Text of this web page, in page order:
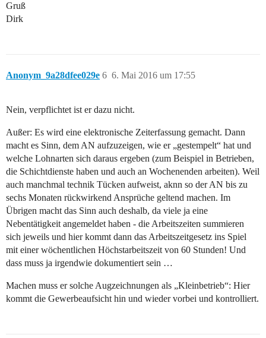
Gruß
Dirk
Anonym_9a28dfee029e 6. Mai 2016 um 17:55
6
Nein, verpflichtet ist er dazu nicht.
Außer: Es wird eine elektronische Zeiterfassung gemacht. Dann
macht es Sinn, dem AN aufzuzeigen, wie er „gestempelt“ hat und
welche Lohnarten sich daraus ergeben (zum Beispiel in Betrieben,
die Schichtdienste haben und auch an Wochenenden arbeiten). Weil
auch manchmal technik Tücken aufweist, aknn so der AN bis zu
sechs Monaten rückwirkend Ansprüche geltend machen. Im
Übrigen macht das Sinn auch deshalb, da viele ja eine
Nebentätigkeit angemeldet haben - die Arbeitszeiten summieren
sich jeweils und hier kommt dann das Arbeitszeitgesetz ins Spiel
mit einer wöchentlichen Höchstarbeitszeit von 60 Stunden! Und
dass muss ja irgendwie dokumentiert sein …
Machen muss er solche Augzeichnungen als „Kleinbetrieb“: Hier
kommt die Gewerbeaufsicht hin und wieder vorbei und kontrolliert.